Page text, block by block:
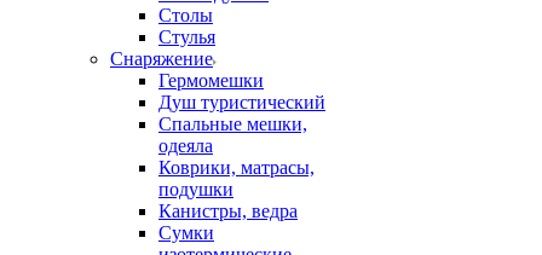
Столы
Стулья
Снаряжение
Гермомешки
Душ туристический
Спальные мешки,
одеяла
Коврики, матрасы,
подушки
Канистры, ведра
Сумки